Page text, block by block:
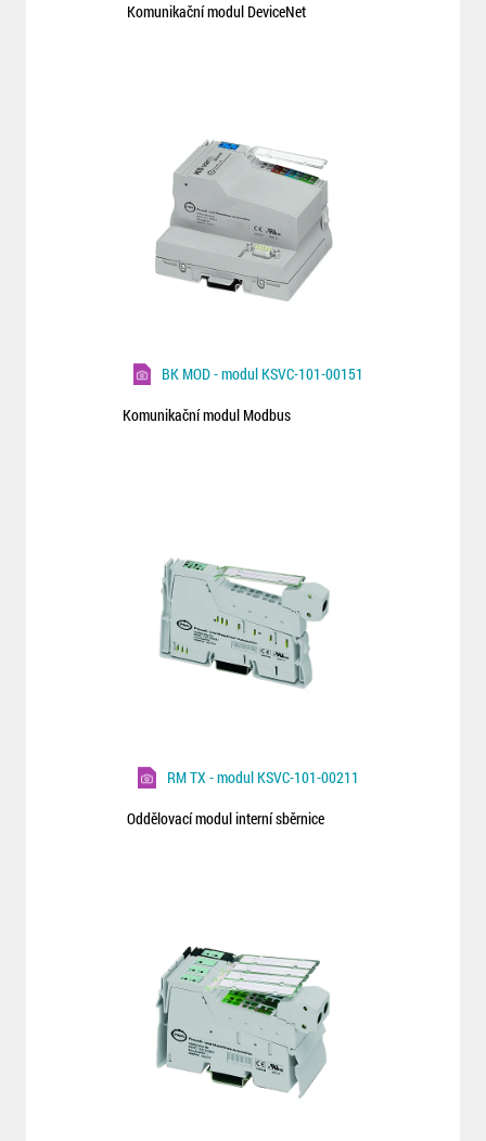
Komunikační modul DeviceNet
BK MOD - modul KSVC-101-00151
Komunikační modul Modbus
RM TX - modul KSVC-101-00211
Oddělovací modul interní sběrnice